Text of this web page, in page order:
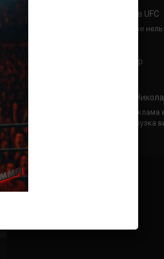
Расписание боев UFC
Кусок говна ты, существом даже
Конор МакГрегор
Рэнди Браун —
не запускается ни один бой, реклама
заканчивается начинается загрузка
жизнь. Исправьте пожалуйста